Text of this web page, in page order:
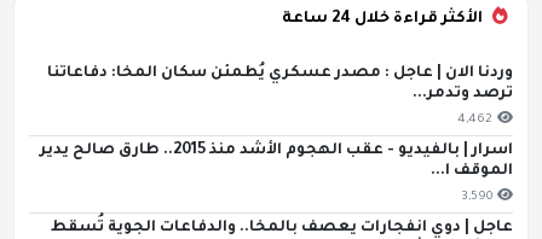
الأكثر قراءة خلال 24 ساعة
وردنا الان | عاجل : مصدر عسكري يُطمئن سكان المخا: دفاعاتنا
ترصد وتدمر...
4,462
اسرار | بالفيديو - عقب الهجوم الأشد منذ 2015.. طارق صالح يدير
الموقف ا...
3,590
عاجل | دوي انفجارات يعصف بالمخا.. والدفاعات الجوية تُسقط